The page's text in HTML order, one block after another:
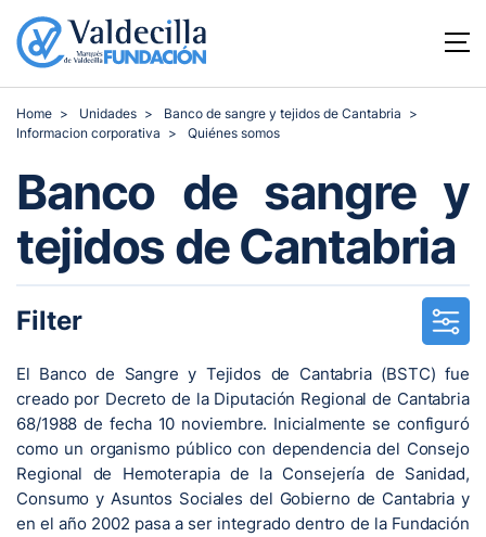
Home Unidades
Banco de sangre y tejidos de Cantabria
Informacion corporativa
Quiénes somos
Banco de sangre y
tejidos de Cantabria
Filter
El Banco de Sangre y Tejidos de Cantabria (BSTC) fue
creado por Decreto de la Diputación Regional de Cantabria
68/1988 de fecha 10 noviembre. Inicialmente se configuró
como un organismo público con dependencia del Consejo
Regional de Hemoterapia de la Consejería de Sanidad,
Consumo y Asuntos Sociales del Gobierno de Cantabria y
en el año 2002 pasa a ser integrado dentro de la Fundación